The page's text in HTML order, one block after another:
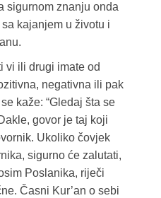
sigurnom znanju onda
kajanjem u životu i
vi ili drugi imate od
negativna ili pak
kaže: “Gledaj šta se
govor je taj koji
Ukoliko čovjek
sigurno će zalutati,
Poslanika, riječi
Časni Kur’an o sebi